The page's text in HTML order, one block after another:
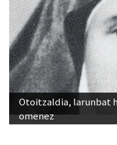
Otoitzaldia, larunbat
omenez